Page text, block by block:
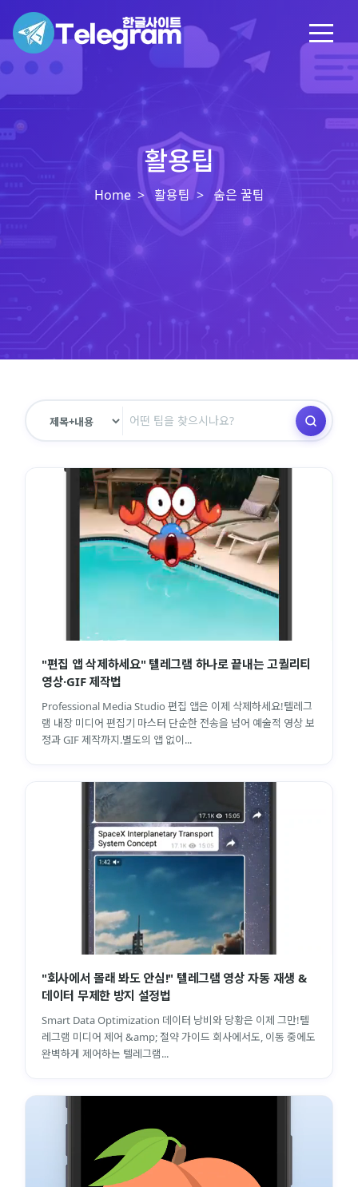
활용팁
Home 활용팁 숨은 꿀팁
"편집 앱 삭제하세요" 텔레그램 하나로 끝내는 고퀄리티
영상·GIF 제작법
Professional Media Studio 편집 앱은 이제 삭제하세요!텔레그
램 내장 미디어 편집기 마스터 단순한 전송을 넘어 예술적 영상 보
정과 GIF 제작까지.별도의 앱 없이...
"회사에서 몰래 봐도 안심!" 텔레그램 영상 자동 재생 &
데이터 무제한 방지 설정법
Smart Data Optimization 데이터 낭비와 당황은 이제 그만!텔
레그램 미디어 제어 &amp; 절약 가이드 회사에서도, 이동 중에도
완벽하게 제어하는 텔레그램...